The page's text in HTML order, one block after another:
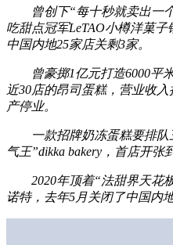
曾创下“每十秒就卖出一
吃甜点冠军LeTAO小樽洋菓子
中国内地25家店关剩3家。
曾豪掷1亿元打造6000平
近30店的昂司蛋糕，营业收入
产停业。
一款招牌奶冻蛋糕要排
气王”dikka bakery ，首店开张
2020年顶着“法甜界天花
诺特，去年5月关闭了中国内